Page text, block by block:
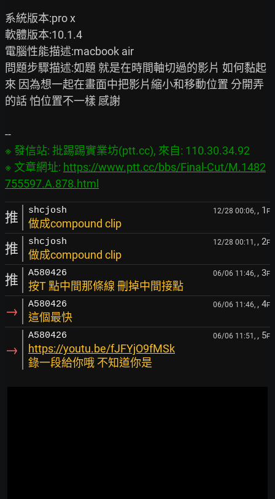
系統版本:pro x
軟體版本:10.1.4
電腦性能描述:macbook air
問題步驟描述:如題 就是在時間軸切過的影片 如何黏起
來 因為想一起在畫面中把影片縮小和移動位置 分開弄
的話 怕位置不一樣 感謝
※ 發信站: 批踢踢實業坊(ptt.cc), 來自: 110.30.34.92
※ 文章網址: https://www.ptt.cc/bbs/Final-Cut/M.1482
755597.A.878.html
推 shcjosh 12/28 00:06, , 1 F
做成compound clip
推 shcjosh 12/28 00:11, , 2F
做成compound clip
推 A580426 06/06 11:46, , 3F
按T 點中間那條線 刪掉中間接點
→ A580426 06/06 11:46, , 4F
這個最快
→
A580426 06/06 11:51, , 5F
https://youtu.be/fJFYjO9fMSk
錄一段給你哦 不知道你是